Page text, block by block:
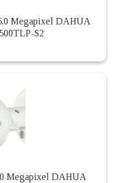
Megapixel DAHUA
S2
Megapixel DAHUA